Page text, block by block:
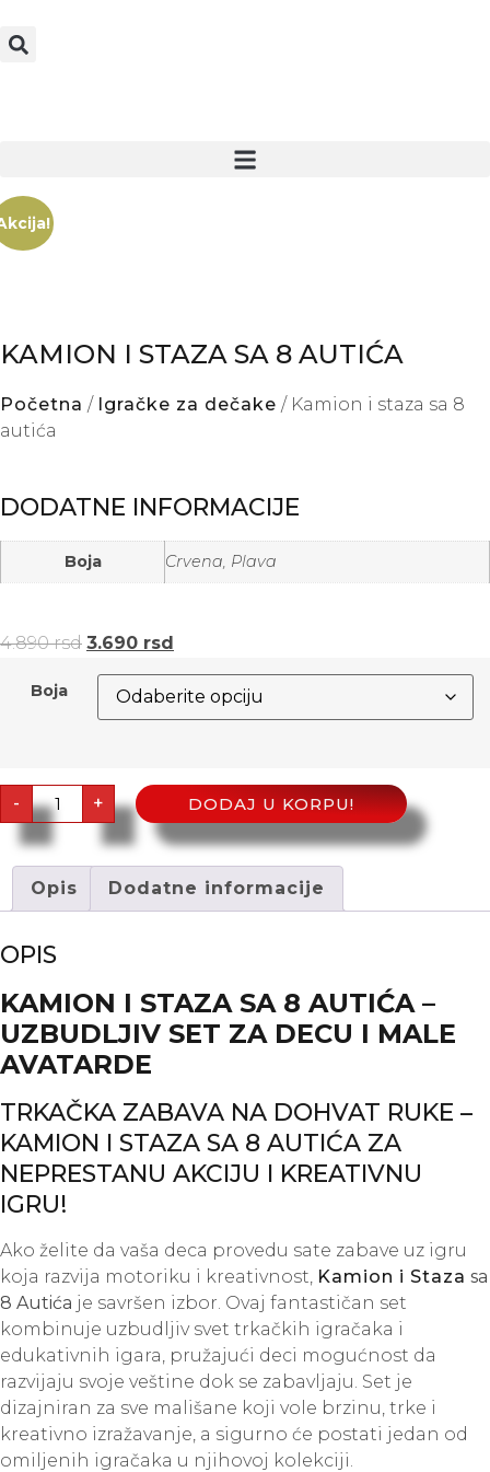
KAMION I STAZA SA 8 AUTIĆA
Početna / Igračke za dečake / Kamion i staza sa 8
autića
DODATNE INFORMACIJE
Boja Crvena, Plava
4.890rsd 3.690 rsd
Boja
- + DODAJ U KORPU!
Opis Dodatne informacije
OPIS
KAMION I STAZA SA 8 AUTIĆA –
UZBUDLJIV SET ZA DECU I MALE
AVATARDE
TRKAČKA ZABAVA NA DOHVAT RUKE –
KAMION I STAZA SA 8 AUTIĆA ZA
NEPRESTANU AKCIJU I KREATIVNU
IGRU!
Ako želite da vaša deca provedu sate zabave uz igru
koja razvija motoriku i kreativnost, Kamion i Staza sa
8 Autića je savršen izbor. Ovaj fantastičan set
kombinuje uzbudljiv svet trkačkih igračaka i
edukativnih igara, pružajući deci mogućnost da
razvijaju svoje veštine dok se zabavljaju. Set je
dizajniran za sve mališane koji vole brzinu, trke i
kreativno izražavanje, a sigurno će postati jedan od
omiljenih igračaka u njihovoj kolekciji.